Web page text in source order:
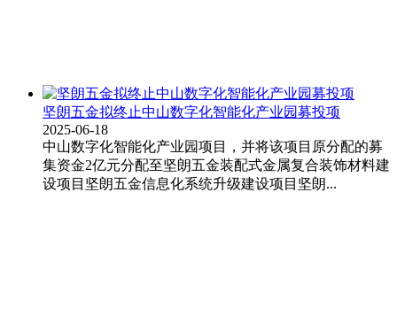
坚朗五金拟终止中山数字化智能化产业园募投项
2025-06-18
中山数字化智能化产业园项目，并将该项目原分配的募
集资金2亿元分配至坚朗五金装配式金属复合装饰材料建
设项目坚朗五金信息化系统升级建设项目坚朗...